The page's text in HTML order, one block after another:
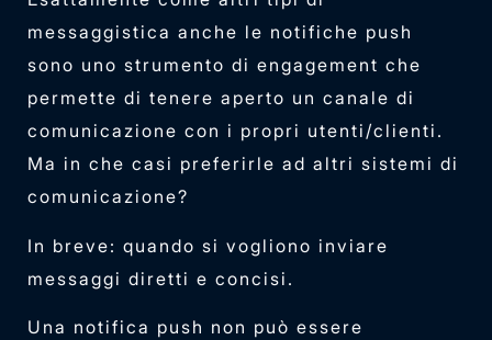
messaggistica anche le notifiche push
sono uno strumento di engagement che
permette di tenere aperto un canale di
comunicazione con i propri utenti/clienti.
Ma in che casi preferirle ad altri sistemi di
comunicazione?
In breve: quando si vogliono inviare
messaggi diretti e concisi.
Una notifica push non può essere